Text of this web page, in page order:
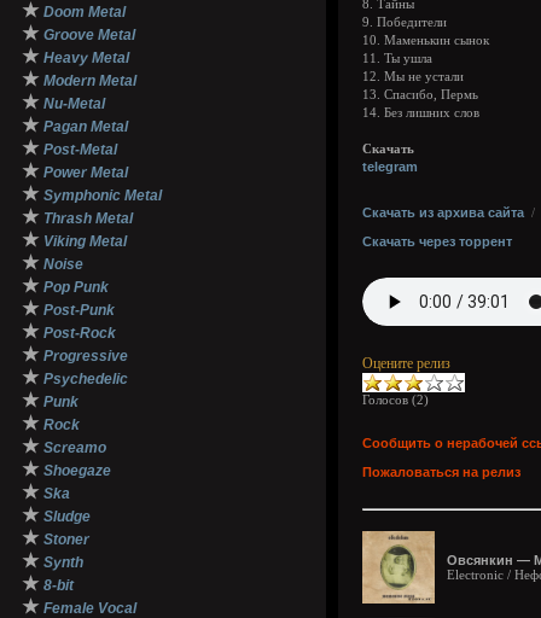
★ Doom Metal
★ Groove Metal
★ Heavy Metal
★ Modern Metal
★ Nu-Metal
★ Pagan Metal
★ Post-Metal
★ Power Metal
★ Symphonic Metal
★ Thrash Metal
★ Viking Metal
★ Noise
★ Pop Punk
★ Post-Punk
★ Post-Rock
★ Progressive
★ Psychedelic
★ Punk
★ Rock
★ Screamo
★ Shoegaze
★ Ska
★ Sludge
★ Stoner
★ Synth
★ 8-bit
★ Female Vocal
8. Тайны
9. Победители
10. Маменькин сынок
11. Ты ушла
12. Мы не устали
13. Спасибо, Пермь
14. Без лишних слов
Скачать
telegram
Скачать из архива сайта /
Скачать через торрент
Оцените релиз
Голосов (2)
Сообщить о нерабочей
Пожаловаться на релиз
Овсянкин —
Electronic /